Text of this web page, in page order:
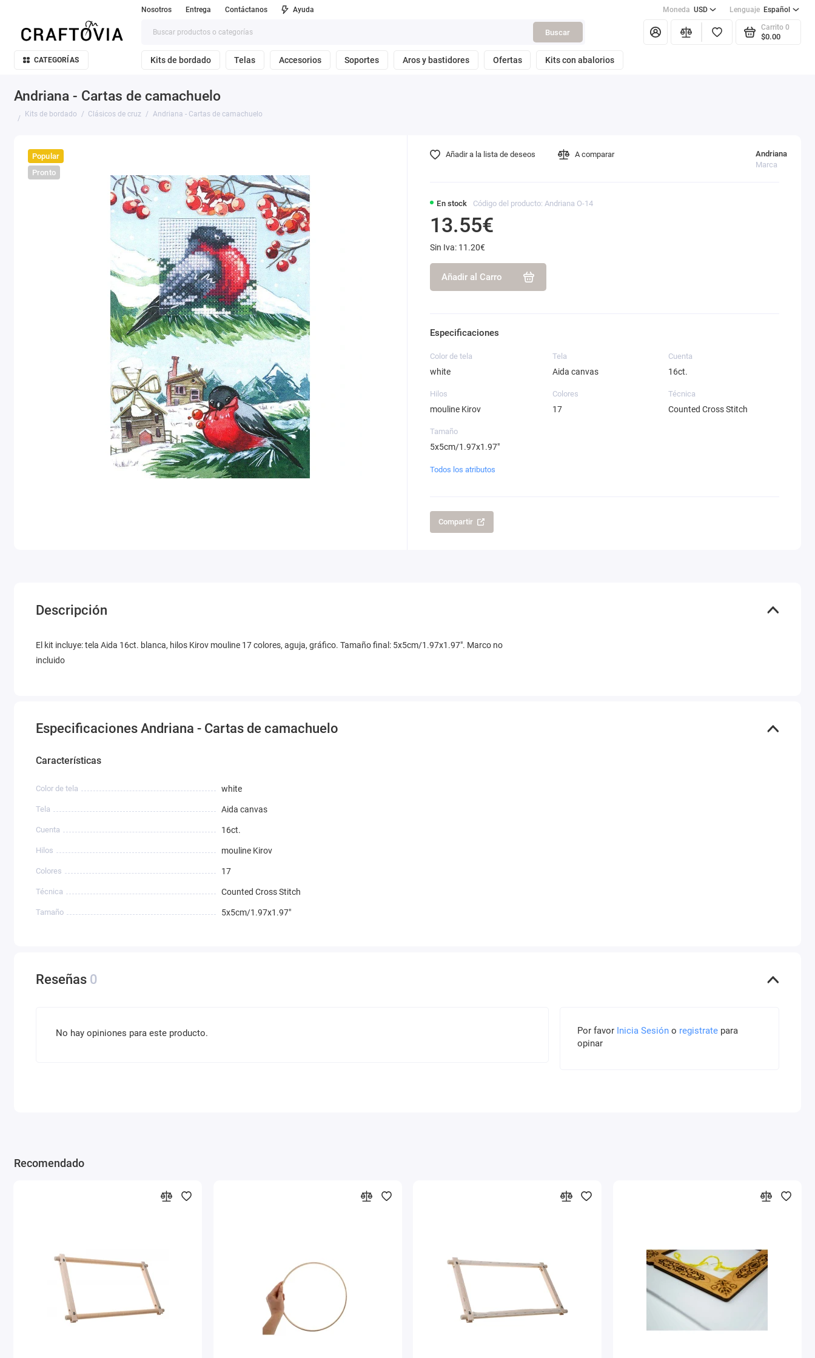
Nosotros Entrega Contáctanos Ayuda Moneda USD Lenguaje Español
Buscar
Carrito 0
$0.00
CATEGORÍAS Kits de bordado Telas Accesorios Soportes Aros y bastidores Ofertas Kits con abalorios
Andriana - Cartas de camachuelo
Kits de bordado Clásicos de cruz Andriana - Cartas de camachuelo
Popular
Pronto
En stock Código del producto: Andriana O-14
Andriana
Marca
13.55€
Sin Iva: 11.20€
Añadir al Carro
Añadir a la lista de deseos A comparar
Especificaciones
Color de tela
white
Tela
Aida canvas
Cuenta
16ct.
Hilos
mouline Kirov
Colores
17
Técnica
Counted Cross Stitch
Tamaño
5x5cm/1.97x1.97"
Todos los atributos
Compartir
Descripción
El kit incluye: tela Aida 16ct. blanca, hilos Kirov mouline 17 colores, aguja, gráfico. Tamaño final: 5x5cm/1.97x1.97". Marco no
incluido
Especificaciones Andriana - Cartas de camachuelo
Características
Color de tela white
Tela Aida canvas
Cuenta 16ct.
Hilos mouline Kirov
Colores 17
Técnica Counted Cross Stitch
Tamaño 5x5cm/1.97x1.97"
Reseñas 0
No hay opiniones para este producto. Por favor Inicia Sesióno registratepara
opinar
Recomendado